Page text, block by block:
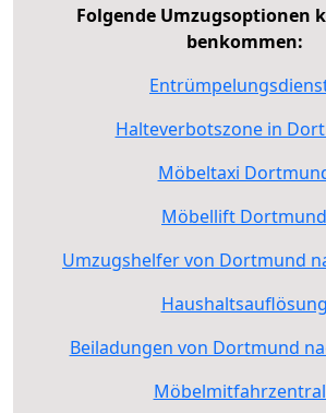
Folgende Umzugsoptionen
benkommen:
Halteverbotszone in
Möbeltaxi
Möbellift Dortmund
Umzugshelfer von Dortmund
Haushaltsauflösung
Beiladungen von Dortmund